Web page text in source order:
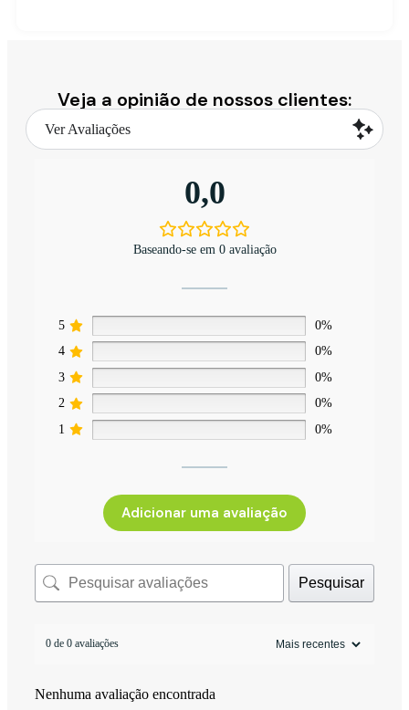
Veja a opinião de nossos clientes:
Ver Avaliações
0,0
Baseando-se em 0 avaliação
5
0%
4
0%
3
0%
2
0%
1
0%
Adicionar uma avaliação
Pesquisar
0 de 0 avaliações
Nenhuma avaliação encontrada